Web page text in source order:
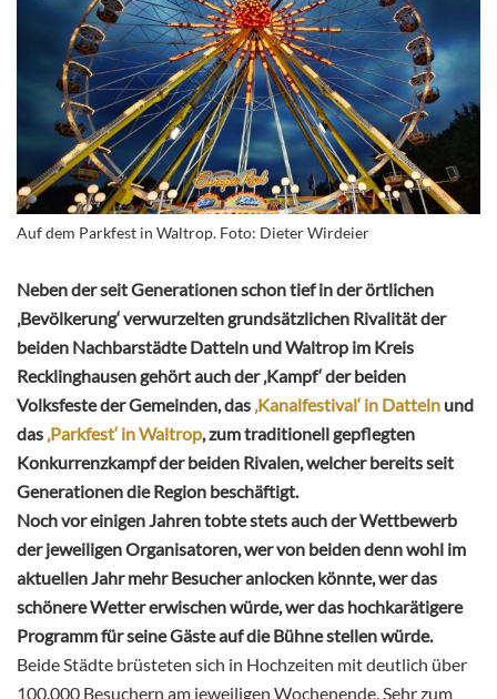
Auf dem Parkfest in Waltrop. Foto: Dieter Wirdeier
Neben der seit Generationen schon tief in der örtlichen
‚Bevölkerung‘ verwurzelten grundsätzlichen Rivalität der
beiden Nachbarstädte Datteln und Waltrop im Kreis
Recklinghausen gehört auch der ‚Kampf‘ der beiden
Volksfeste der Gemeinden, das ‚Kanalfestival‘ in Datteln und
das ‚Parkfest‘ in Waltrop, zum traditionell gepflegten
Konkurrenzkampf der beiden Rivalen, welcher bereits seit
Generationen die Region beschäftigt.
Noch vor einigen Jahren tobte stets auch der Wettbewerb
der jeweiligen Organisatoren, wer von beiden denn wohl im
aktuellen Jahr mehr Besucher anlocken könnte, wer das
schönere Wetter erwischen würde, wer das hochkarätigere
Programm für seine Gäste auf die Bühne stellen würde.
Beide Städte brüsteten sich in Hochzeiten mit deutlich über
100.000 Besuchern am jeweiligen Wochenende. Sehr zum